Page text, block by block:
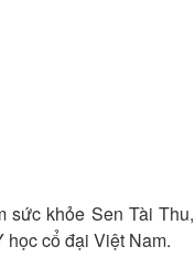
sức khỏe Sen Tài Thu,
cổ đại Việt Nam.